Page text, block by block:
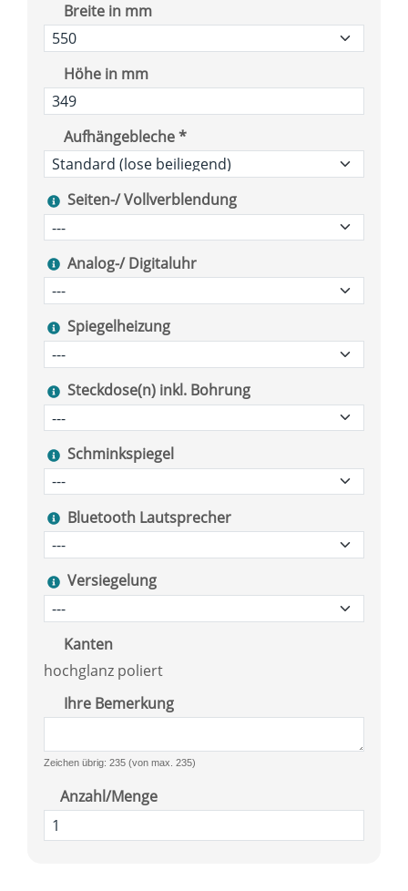
Breite in mm
Höhe in mm
Aufhängebleche *
Seiten-/ Vollverblendung
Analog-/ Digitaluhr
Spiegelheizung
Steckdose(n) inkl. Bohrung
Schminkspiegel
Bluetooth Lautsprecher
Versiegelung
Kanten
hochglanz poliert
Ihre Bemerkung
Zeichen übrig: 235 (von max. 235)
Anzahl/Menge